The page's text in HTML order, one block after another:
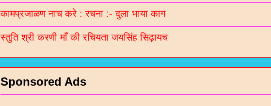
कामप्रजाळण नाच करे : रचना :- दुला भाया काग
स्तुति श्री करणी माँ की रचियता जयसिंह सिढ़ायच
Sponsored Ads